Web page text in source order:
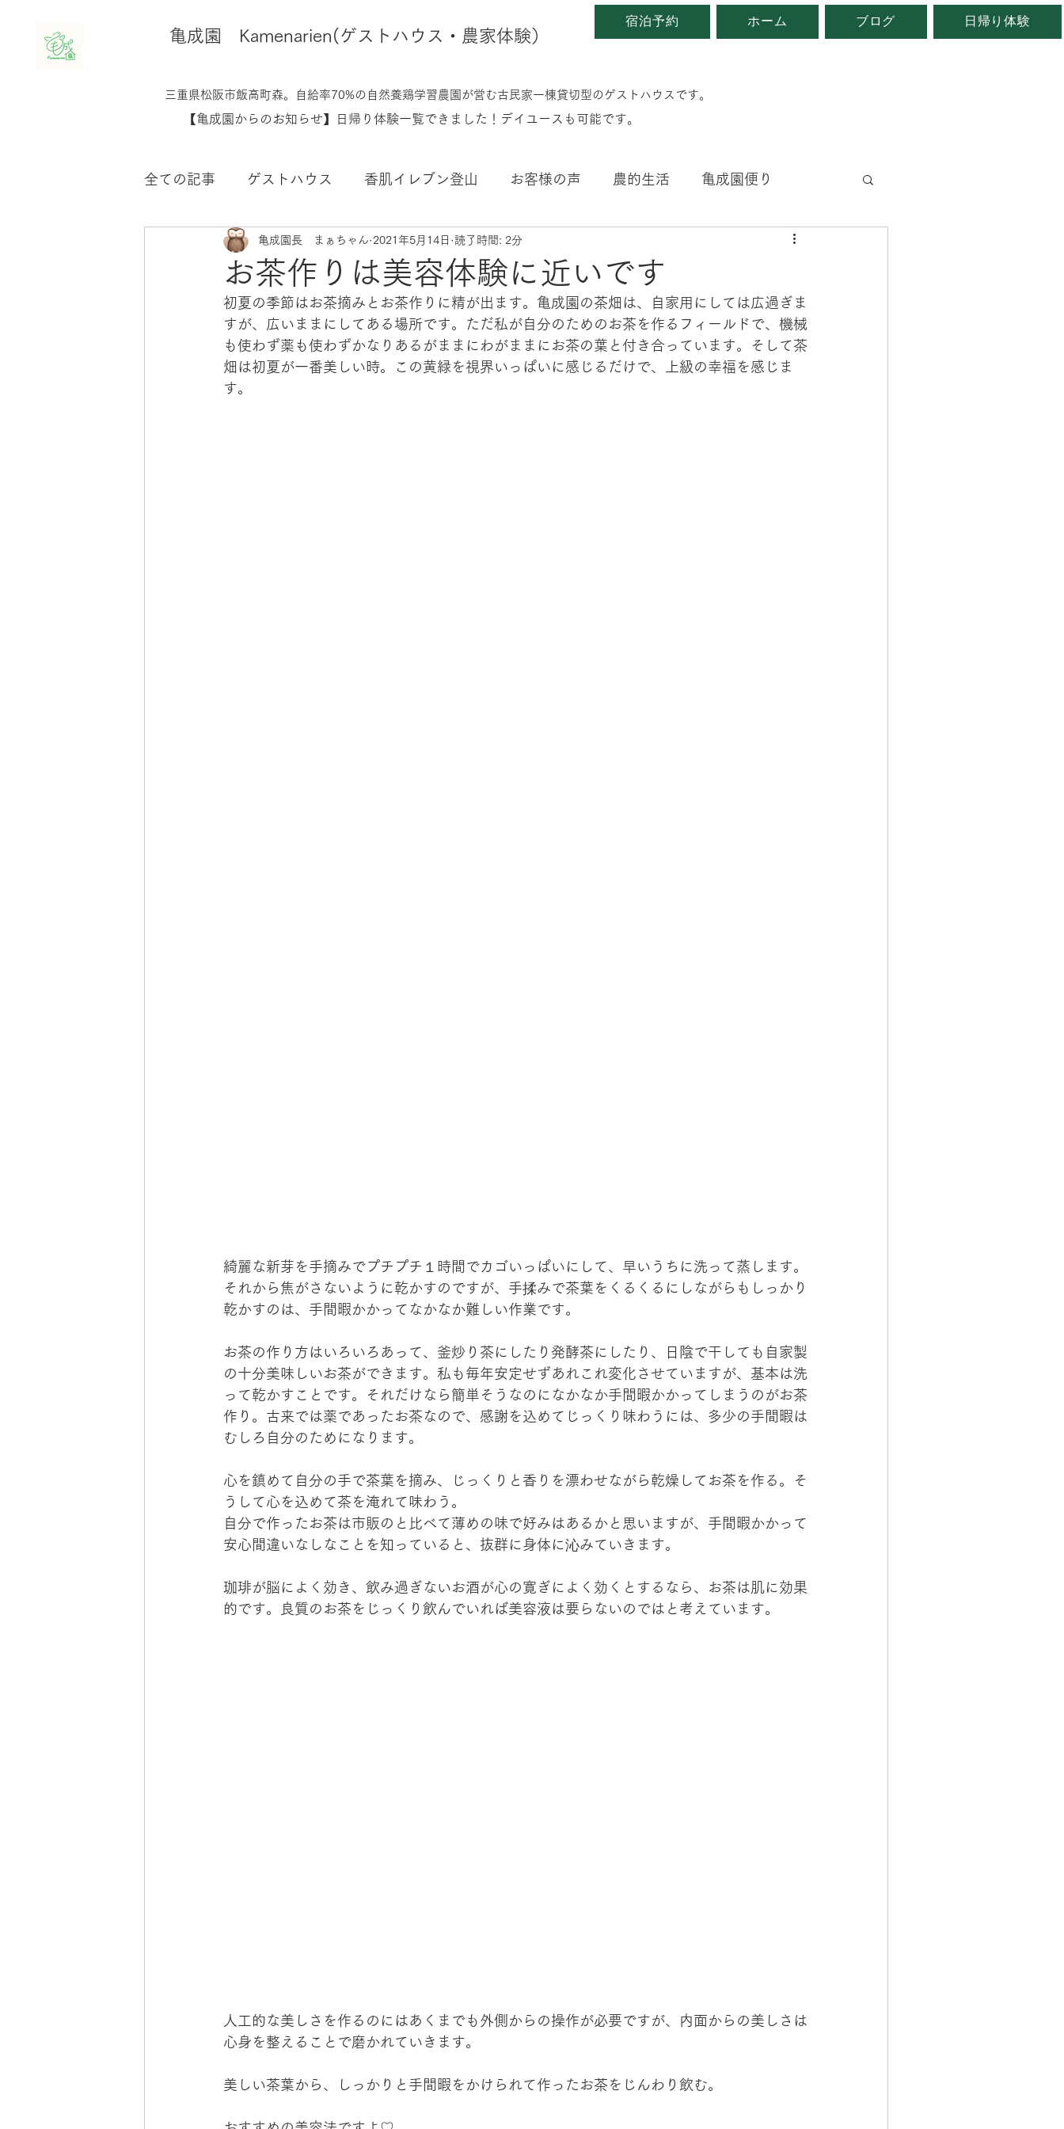
​亀成園 Kamenarien(ゲストハウス・農家体験）
​​三重県松阪市飯高町森。自給率70%の自然養鶏学習農園が営む古民家一棟貸切型のゲストハウスです。
​【亀成園からのお知らせ】日帰り体験一覧できました！デイユースも可能です。
宿泊予約 ホーム ブログ 日帰り体験
全ての記事 ゲストハウス 香肌イレブン登山 お客様の声 農的生活 亀成園便り
鶏のこと 生き物たちのこと 四季折々 子育ちのこと 地域自慢
お茶作りは美容体験に近いです
亀成園長 まぁちゃん 2021年5月14日 読了時間: 2分
初夏の季節はお茶摘みとお茶作りに精が出ます。亀成園の茶畑は、自家用にしては広過ぎま
すが、広いままにしてある場所です。ただ私が自分のためのお茶を作るフィールドで、機械
も使わず薬も使わずかなりあるがままにわがままにお茶の葉と付き合っています。そして茶
畑は初夏が一番美しい時。この黄緑を視界いっぱいに感じるだけで、上級の幸福を感じま
す。
綺麗な新芽を手摘みでプチプチ１時間でカゴいっぱいにして、早いうちに洗って蒸します。
それから焦がさないように乾かすのですが、手揉みで茶葉をくるくるにしながらもしっかり
乾かすのは、手間暇かかってなかなか難しい作業です。
お茶の作り方はいろいろあって、釜炒り茶にしたり発酵茶にしたり、日陰で干しても自家製
の十分美味しいお茶ができます。私も毎年安定せずあれこれ変化させていますが、基本は洗
って乾かすことです。それだけなら簡単そうなのになかなか手間暇かかってしまうのがお茶
作り。古来では薬であったお茶なので、感謝を込めてじっくり味わうには、多少の手間暇は
むしろ自分のためになります。
心を鎮めて自分の手で茶葉を摘み、じっくりと香りを漂わせながら乾燥してお茶を作る。そ
うして心を込めて茶を淹れて味わう。
自分で作ったお茶は市販のと比べて薄めの味で好みはあるかと思いますが、手間暇かかって
安心間違いなしなことを知っていると、抜群に身体に沁みていきます。
珈琲が脳によく効き、飲み過ぎないお酒が心の寛ぎによく効くとするなら、お茶は肌に効果
的です。良質のお茶をじっくり飲んでいれば美容液は要らないのではと考えています。
人工的な美しさを作るのにはあくまでも外側からの操作が必要ですが、内面からの美しさは
心身を整えることで磨かれていきます。
美しい茶葉から、しっかりと手間暇をかけられて作ったお茶をじんわり飲む。